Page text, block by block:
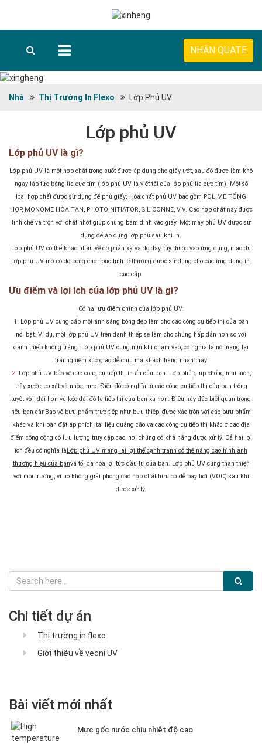
NHẬN QUATE
Nhà Thị Trường In Flexo Lớp Phủ UV
Lớp phủ UV
Lớp phủ UV là gì?
Lớp phủ UV là một hợp chất trong suốt được áp dụng cho giấy ướt, sau đó được làm khô
ngay lập tức bằng tia cực tím (lớp phủ UV là viết tắt của lớp phủ tia cực tím). Một số
loại hợp chất được sử dụng để phủ giấy; Hóa chất phủ UV bao gồm POLIME TỔNG
HỢP, MONOME HÒA TAN, PHOTOINITIATOR, SILICONNE, V.V. Các hợp chất này được
tinh chế và trộn với chất nhớt giúp chúng bám dính vào giấy. Một máy phủ UV được sử
dụng để áp dụng lớp phủ sau khi in.
Lớp phủ UV có thể khác nhau về độ phản xạ và độ dày, tùy thuộc vào ứng dụng, mặc dù
lớp phủ UV mờ có độ bóng cao hoặc tinh tế thường được sử dụng cho các ứng dụng in
cao cấp.
Ưu điểm và lợi ích của lớp phủ UV là gì?
Có hai ưu điểm chính của lớp phủ UV:
1
. Lớp phủ UV cung cấp một ánh sáng bóng đẹp làm cho các công cụ tiếp thị của bạn
nổi bật. Ví dụ, một lớp phủ UV trên danh thiếp sẽ làm cho chúng hấp dẫn hơn so với
danh thiếp không tráng. Lớp phủ UV cũng mịn khi chạm vào, có nghĩa là nó mang lại
trải nghiệm xúc giác dễ chịu mà khách hàng nhận thấy
2. Lớp phủ UV bảo vệ các công cụ tiếp thị in ấn của bạn. Lớp phủ giúp chống mài mòn,
trầy xước, cọ xát và nhòe mực. Điều đó có nghĩa là các công cụ tiếp thị của bạn trông
tuyệt vời, dài hơn và kéo dài đô la tiếp thị của bạn xa hơn. Điều này đặc biệt quan trọng
nếu bạn cầnBảo vệ bưu phẩm trực tiếp như bưu thiếp , được xáo trộn với các bưu phẩm
khác và khi bạn đặt áp phích, tài liệu quảng cáo và các công cụ tiếp thị khác ở các địa
điểm công cộng có lưu lượng truy cập cao, nơi chúng có khả năng được xử lý. Cả hai lợi
ích đều có nghĩa làLớp phủ UV mang lại lợi thế cạnh tranh có thể nâng cao hình ảnh
thương hiệu của bạnvà tối đa hóa lợi tức đầu tư của bạn. Lớp phủ UV cũng thân thiện
với môi trường, vì nó không giải phóng các hợp chất hữu cơ dễ bay hơi (VOC) sau khi
được xử lý.
Chi tiết dự án
Thị trường in flexo
Giới thiệu về vecni UV
Bài viết mới nhất
Mực gốc nước chịu nhiệt độ cao